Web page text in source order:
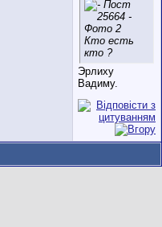
Кто есть
кто ?
Эрлиху
Вадиму.